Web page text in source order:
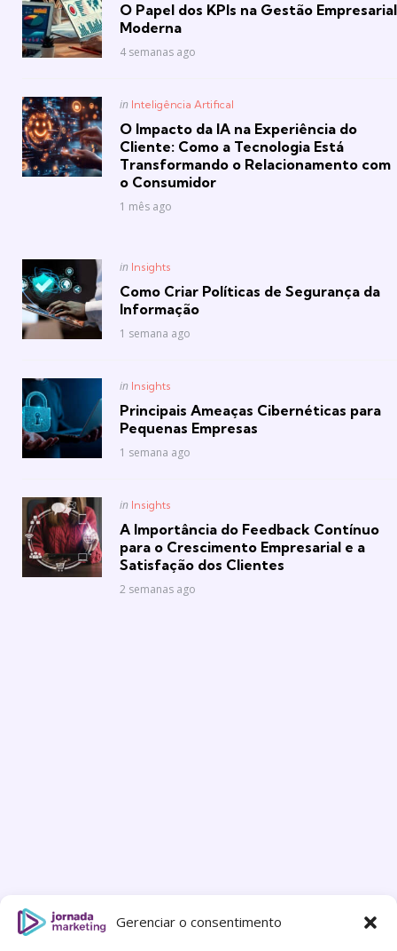
Gerenciar o consentimento
O Papel dos KPIs na Gestão Empresarial
Moderna
4 semanas ago
Posted
in Inteligência Artifical
O Impacto da IA na Experiência do
Cliente: Como a Tecnologia Está
Transformando o Relacionamento com
o Consumidor
1 mês ago
Posted
in Insights
Como Criar Políticas de Segurança da
Informação
1 semana ago
Posted
in Insights
Principais Ameaças Cibernéticas para
Pequenas Empresas
1 semana ago
Posted
in Insights
A Importância do Feedback Contínuo
para o Crescimento Empresarial e a
Satisfação dos Clientes
2 semanas ago